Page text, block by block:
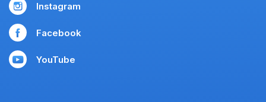
Instagram
Facebook
YouTube